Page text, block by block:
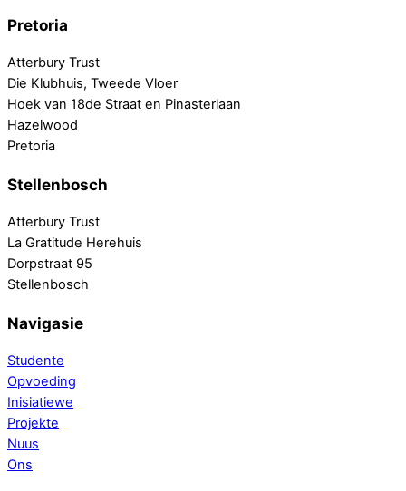
Pretoria
Atterbury Trust
Die Klubhuis, Tweede Vloer
Hoek van 18de Straat en Pinasterlaan
Hazelwood
Pretoria
Stellenbosch
Atterbury Trust
La Gratitude Herehuis
Dorpstraat 95
Stellenbosch
Navigasie
Studente
Opvoeding
Inisiatiewe
Projekte
Nuus
Ons